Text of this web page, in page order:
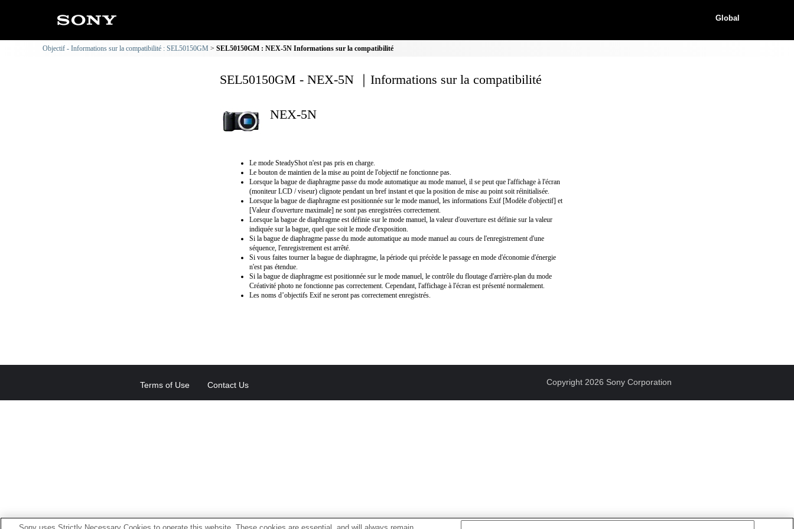
Global
Objectif - Informations sur la compatibilité : SEL50150GM SEL50150GM : NEX-5N Informations sur la compatibilité
SEL50150GM - NEX-5N ｜Informations sur la compatibilité
NEX-5N
Le mode SteadyShot n'est pas pris en charge.
Le bouton de maintien de la mise au point de l'objectif ne fonctionne pas.
Lorsque la bague de diaphragme passe du mode automatique au mode manuel, il se peut que l'affichage à l'écran
(moniteur LCD / viseur) clignote pendant un bref instant et que la position de mise au point soit réinitialisée.
Lorsque la bague de diaphragme est positionnée sur le mode manuel, les informations Exif [Modèle d'objectif] et
[Valeur d'ouverture maximale] ne sont pas enregistrées correctement.
Lorsque la bague de diaphragme est définie sur le mode manuel, la valeur d'ouverture est définie sur la valeur
indiquée sur la bague, quel que soit le mode d'exposition.
Si la bague de diaphragme passe du mode automatique au mode manuel au cours de l'enregistrement d'une
séquence, l'enregistrement est arrêté.
Si vous faites tourner la bague de diaphragme, la période qui précède le passage en mode d'économie d'énergie
n'est pas étendue.
Si la bague de diaphragme est positionnée sur le mode manuel, le contrôle du floutage d'arrière-plan du mode
Créativité photo ne fonctionne pas correctement. Cependant, l'affichage à l'écran est présenté normalement.
Les noms d’objectifs Exif ne seront pas correctement enregistrés.
Terms of Use Contact Us Copyright 2026 Sony Corporation